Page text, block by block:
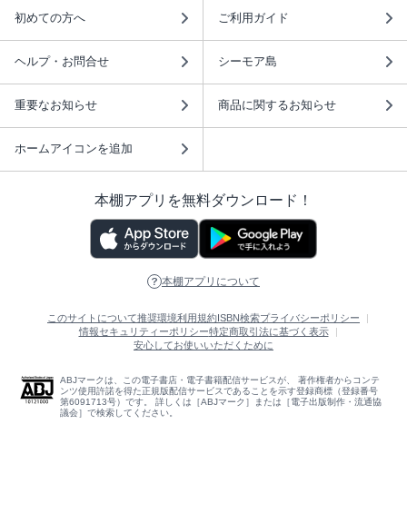
初めての方へ ご利用ガイド
ヘルプ・お問合せ シーモア島
重要なお知らせ 商品に関するお知らせ
ホームアイコンを追加
本棚アプリを無料ダウンロード！
本棚アプリについて
このサイトについて推奨環境利用規約ISBN検索プライバシーポリシー
情報セキュリティーポリシー特定商取引法に基づく表示
安心してお使いいただくために
ABJマークは、この電子書店・電子書籍配信サービスが、 著作権者からコンテ
ンツ使用許諾を得た正規版配信サービスであることを示す登録商標（登録番号
第6091713号）です。 詳しくは［ABJマーク］または［電子出版制作・流通協
議会］で検索してください。